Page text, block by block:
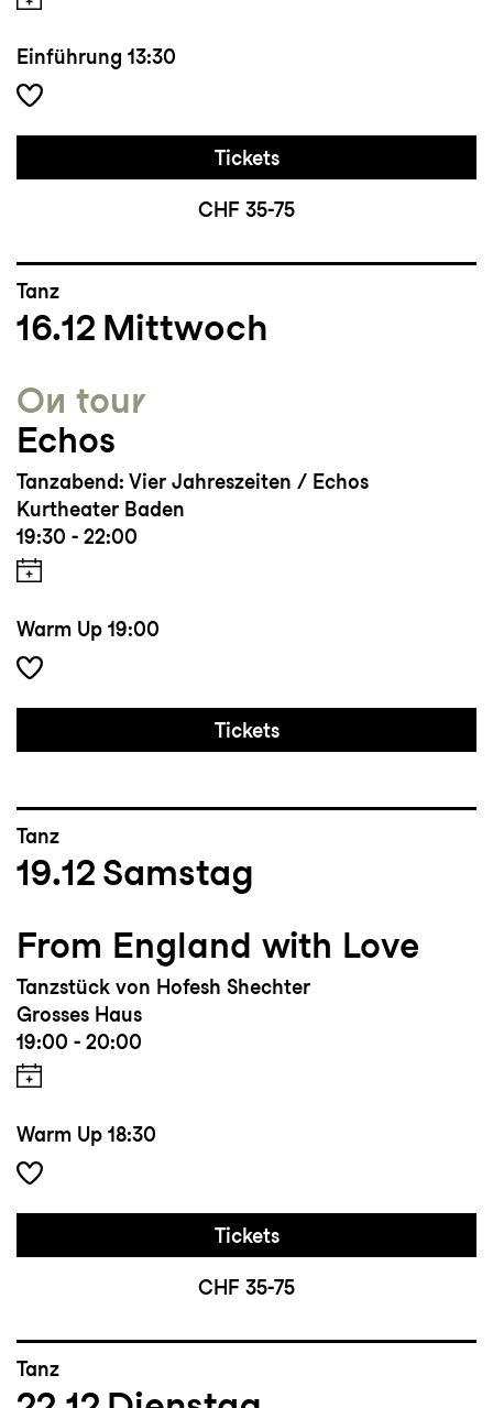
Einführung 13:30
Tickets
CHF 35-75
Tanz
16.12 Mittwoch
On tour
Echos
Tanzabend: Vier Jahreszeiten / Echos
Kurtheater Baden
19:30 - 22:00
Warm Up 19:00
Tickets
Tanz
19.12 Samstag
From England with Love
Tanzstück von Hofesh Shechter
Grosses Haus
19:00 - 20:00
Warm Up 18:30
Tickets
CHF 35-75
Tanz